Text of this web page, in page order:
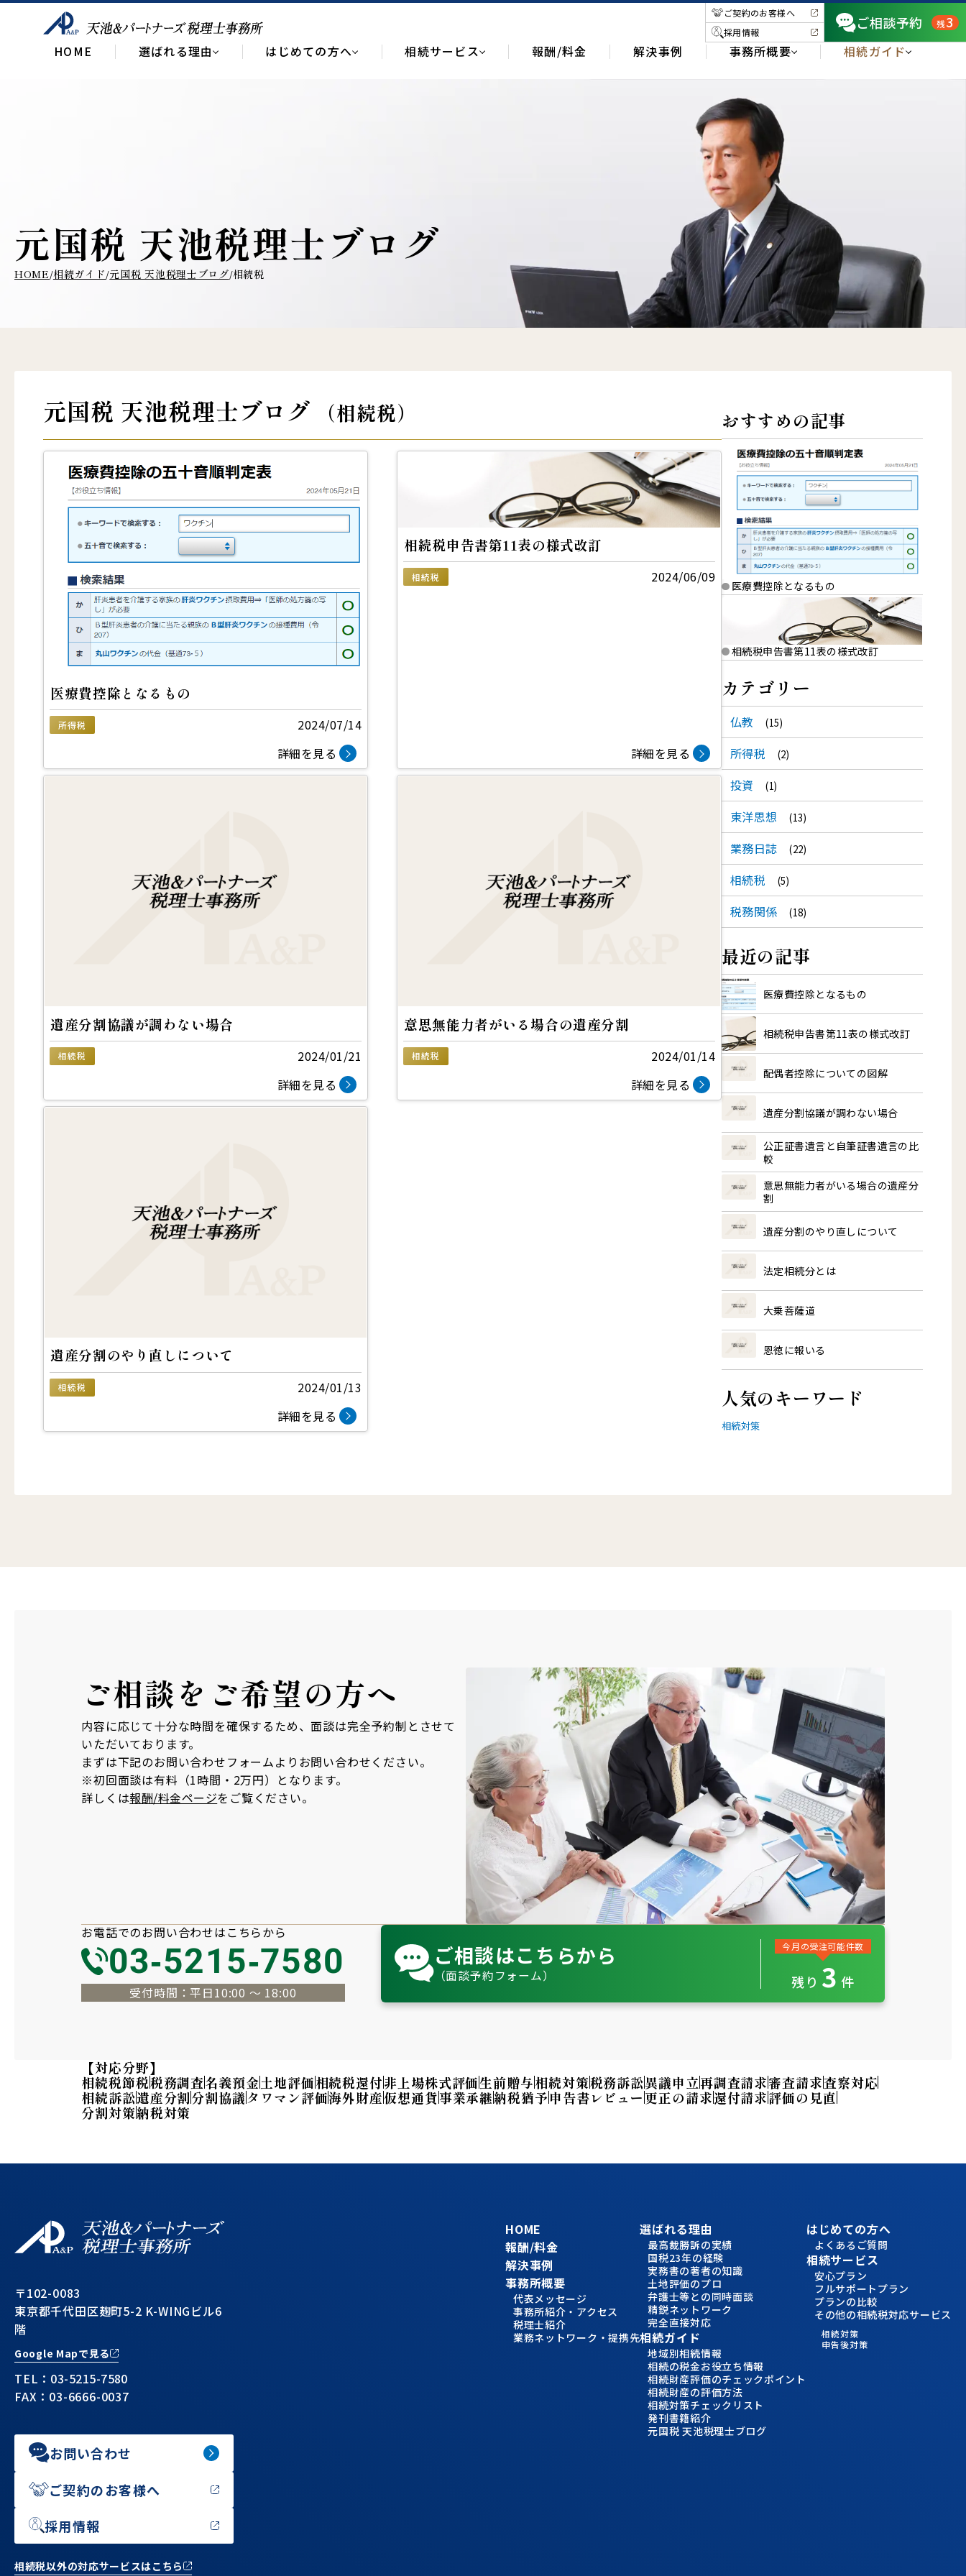
ご契約のお客様へ
採用情報
ご相談予約 残3
HOME 選ばれる理由 はじめての方へ 相続サービス 報酬/料金 解決事例 事務所概要 相続ガイド
元国税 天池税理士ブログ
HOME/相続ガイド/元国税 天池税理士ブログ/相続税
元国税 天池税理士ブログ （相続税）
医療費控除となるもの
所得税
2024/07/14
詳細を見る
相続税申告書第11表の様式改訂
相続税 2024/06/09
詳細を見る
遺産分割協議が調わない場合
相続税
2024/01/21
詳細を見る
意思無能力者がいる場合の遺産分割
相続税
2024/01/14
詳細を見る
遺産分割のやり直しについて
相続税
2024/01/13
詳細を見る
おすすめの記事
医療費控除となるもの
相続税申告書第11表の様式改訂
カテゴリー
仏教 (15)
所得税 (2)
投資 (1)
東洋思想 (13)
業務日誌 (22)
相続税 (5)
税務関係 (18)
最近の記事
医療費控除となるもの
相続税申告書第11表の様式改訂
配偶者控除についての図解
遺産分割協議が調わない場合
公正証書遺言と自筆証書遺言の比
較
意思無能力者がいる場合の遺産分
割
遺産分割のやり直しについて
法定相続分とは
大乗菩薩道
恩徳に報いる
人気のキーワード
相続対策
ご相談を ご希望の方へ
内容に応じて十分な時間を確保するため、面談は完全予約制とさせて
いただいております。
まずは下記のお問い合わせフォームよりお問い合わせください。
※初回面談は有料（1時間・2万円）となります。
詳しくは報酬/料金ページをご覧ください。
お電話でのお問い合わせはこちらから
03-5215-7580
受付時間：平日10:00 〜 18:00
ご相談はこちらから
（面談予約フォーム）
今月の受注可能件数
残り 3件
【対応分野】
相続税節税税務調査名義預金土地評価相続税還付非上場株式評価生前贈与相続対策税務訴訟異議申立再調査請求審査請求査察対応
相続訴訟遺産分割分割協議タワマン評価海外財産仮想通貨事業承継納税猶予申告書レビュー更正の請求還付請求評価の見直
分割対策納税対策
〒102-0083
東京都千代田区麹町5-2 K-WINGビル6
階
Google Mapで見る
TEL： 03-5215-7580
FAX：03-6666-0037
お問い合わせ
ご契約のお客様へ
採用情報
相続税以外の対応サービスはこちら
HOME
報酬/料金
解決事例
事務所概要
代表メッセージ
事務所紹介・アクセス
税理士紹介
業務ネットワーク・提携先
選ばれる理由
最高裁勝訴の実績
国税23年の経験
実務書の著者の知識
土地評価のプロ
弁護士等との同時面談
精鋭ネットワーク
完全直接対応
相続ガイド
地域別相続情報
相続の税金お役立ち情報
相続財産評価のチェックポイント
相続財産の評価方法
相続対策チェックリスト
発刊書籍紹介
元国税 天池税理士ブログ
はじめての方へ
よくあるご質問
相続サービス
安心プラン
フルサポートプラン
プランの比較
その他の相続税対応サービス
相続対策
申告後対策